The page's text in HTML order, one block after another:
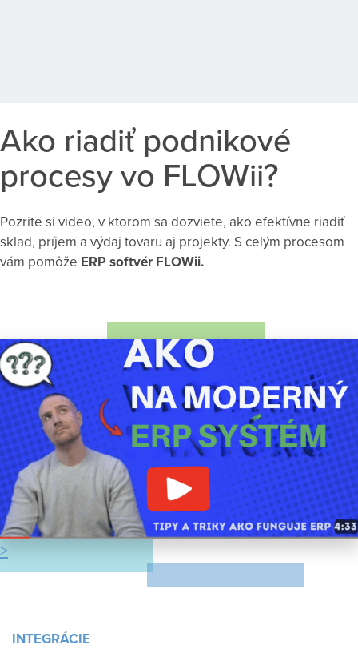
Ako riadiť podnikové
procesy vo FLOWii?
Pozrite si video, v ktorom sa dozviete, ako efektívne riadiť
sklad, príjem a výdaj tovaru aj projekty. S celým procesom
vám pomôže ERP softvér FLOWii.
INTEGRÁCIE